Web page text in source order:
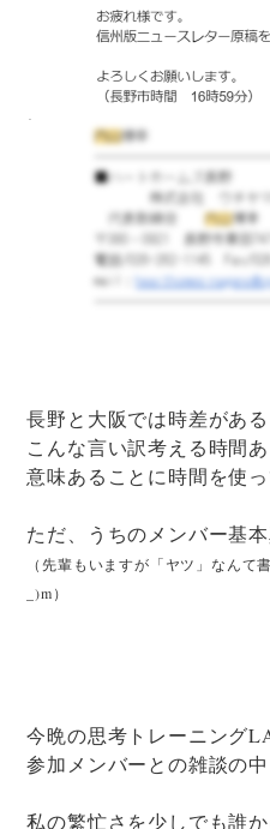
長野と大阪では時差があ
こんな言い訳考える時間
意味あることに時間を使
ただ、うちのメンバー基
（先輩もいますが「ヤツ」なんて
_)m）
今晩の思考トレーニング
参加メンバーとの雑談の中
私の繁忙さを少しでも誰